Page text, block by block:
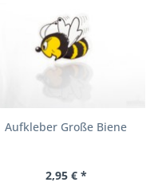
Aufkleber Große Biene
2,95 € *